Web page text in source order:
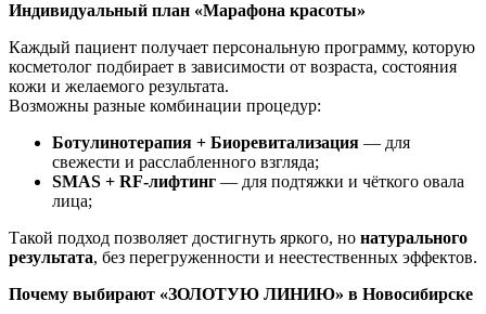
Индивидуальный план «Марафона красоты»
Каждый пациент получает персональную программу, которую
косметолог подбирает в зависимости от возраста, состояния
кожи и желаемого результата.
Возможны разные комбинации процедур:
Ботулинотерапия + Биоревитализация — для
свежести и расслабленного взгляда;
SMAS + RF-лифтинг — для подтяжки и чёткого овала
лица;
Такой подход позволяет достигнуть яркого, но натурального
результата, без перегруженности и неестественных эффектов.
Почему выбирают «ЗОЛОТУЮ ЛИНИЮ» в Новосибирске